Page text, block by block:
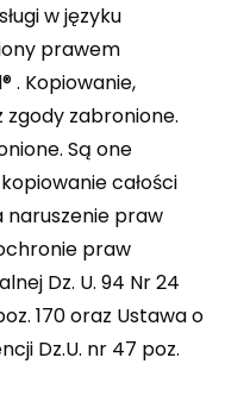
w języku
prawem
. Kopiowanie,
zabronione.
Są one
całości
naruszenie praw
praw
Dz. U. 94 Nr 24
170 oraz Ustawa o
Dz.U. nr 47 poz.